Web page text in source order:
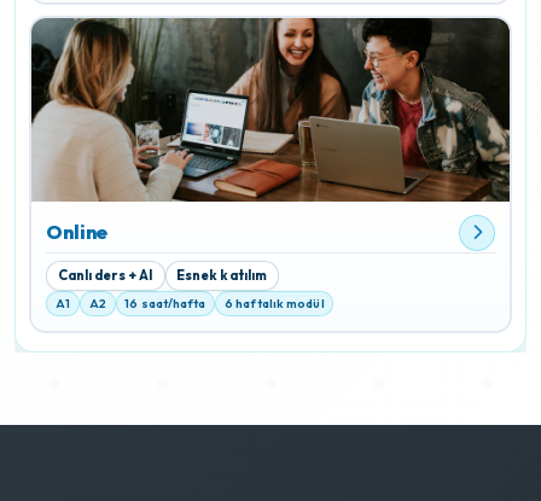
Online
Canlı ders + AI Esnek katılım
A1 A2 16 saat/hafta 6 haftalık modül